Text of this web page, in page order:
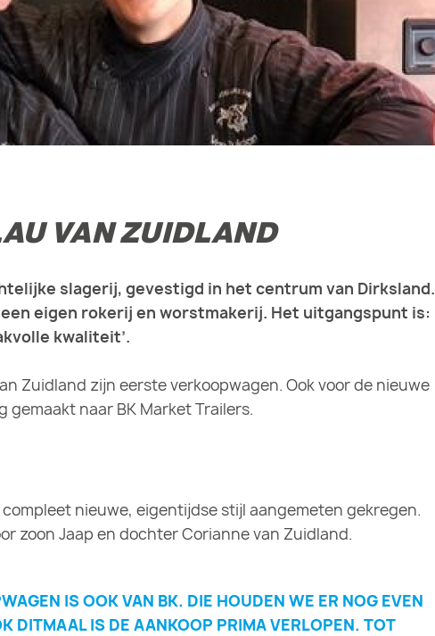
VAN ZUIDLAND
slagerij, gevestigd in het centrum van Dirksland.
eigen rokerij en worstmakerij. Het uitgangspunt is:
kwaliteit’.
Zuidland zijn eerste verkoopwagen. Ook voor de nieuwe
naar BK Market Trailers.
nieuwe, eigentijdse stijl aangemeten gekregen.
zoon Jaap en dochter Corianne van Zuidland.
IS OOK VAN BK. DIE HOUDEN WE ER NOG EVEN
DITMAAL IS DE AANKOOP PRIMA VERLOPEN. TOT